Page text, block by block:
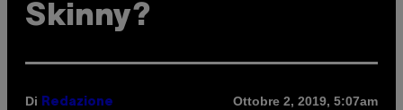
Skinny?
Di Redazione Ottobre 2, 2019, 5:07am